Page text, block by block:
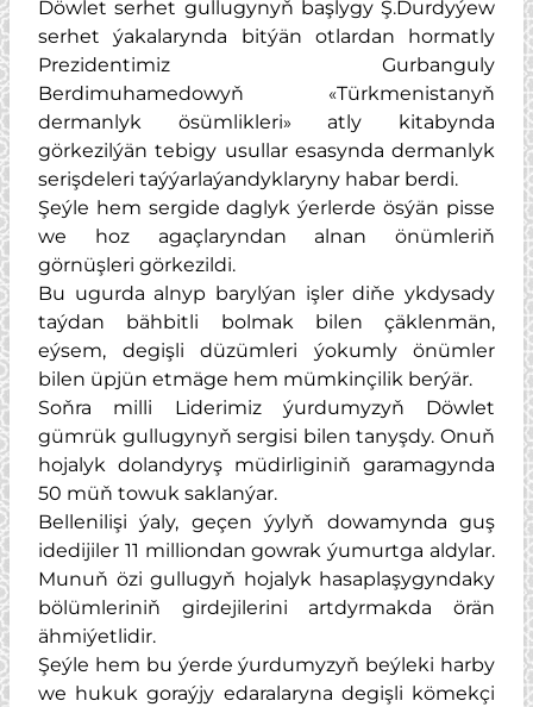
Döwlet serhet gullugynyň başlygy Ş.Durdyýew
serhet ýakalarynda bitýän otlardan hormatly
Prezidentimiz Gurbanguly
Berdimuhamedowyň «Türkmenistanyň
dermanlyk ösümlikleri» atly kitabynda
görkezilýän tebigy usullar esasynda dermanlyk
serişdeleri taýýarlaýandyklaryny habar berdi.
Şeýle hem sergide daglyk ýerlerde ösýän pisse
we hoz agaçlaryndan alnan önümleriň
görnüşleri görkezildi.
Bu ugurda alnyp barylýan işler diňe ykdysady
taýdan bähbitli bolmak bilen çäklenmän,
eýsem, degişli düzümleri ýokumly önümler
bilen üpjün etmäge hem mümkinçilik berýär.
Soňra milli Liderimiz ýurdumyzyň Döwlet
gümrük gullugynyň sergisi bilen tanyşdy. Onuň
hojalyk dolandyryş müdirliginiň garamagynda
50 müň towuk saklanýar.
Bellenilişi ýaly, geçen ýylyň dowamynda guş
idedijiler 11 milliondan gowrak ýumurtga aldylar.
Munuň özi gullugyň hojalyk hasaplaşygyndaky
bölümleriniň girdejilerini artdyrmakda örän
ähmiýetlidir.
Şeýle hem bu ýerde ýurdumyzyň beýleki harby
we hukuk goraýjy edaralaryna degişli kömekçi